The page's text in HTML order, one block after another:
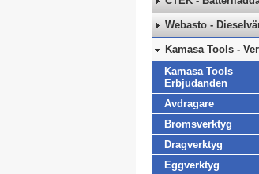
Webasto -
Kamasa Tools -
Kamasa Tools
Erbjudanden
Avdragare
Bromsverktyg
Dragverktyg
Eggverktyg